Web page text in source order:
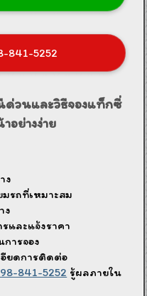
841-5252
วนและวิธีจองแท็กซี่
อย่างง่าย
ง
รถที่เหมาะสม
ง
และแจ้งราคา
ารจอง
ยดการติดต่อ
841-5252 รู้ผลภายใน